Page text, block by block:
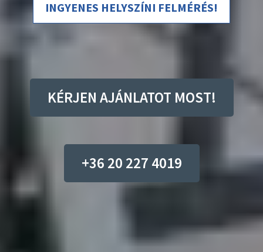
INGYENES HELYSZÍNI FELMÉRÉS!
KÉRJEN AJÁNLATOT MOST!
+36 20 227 4019